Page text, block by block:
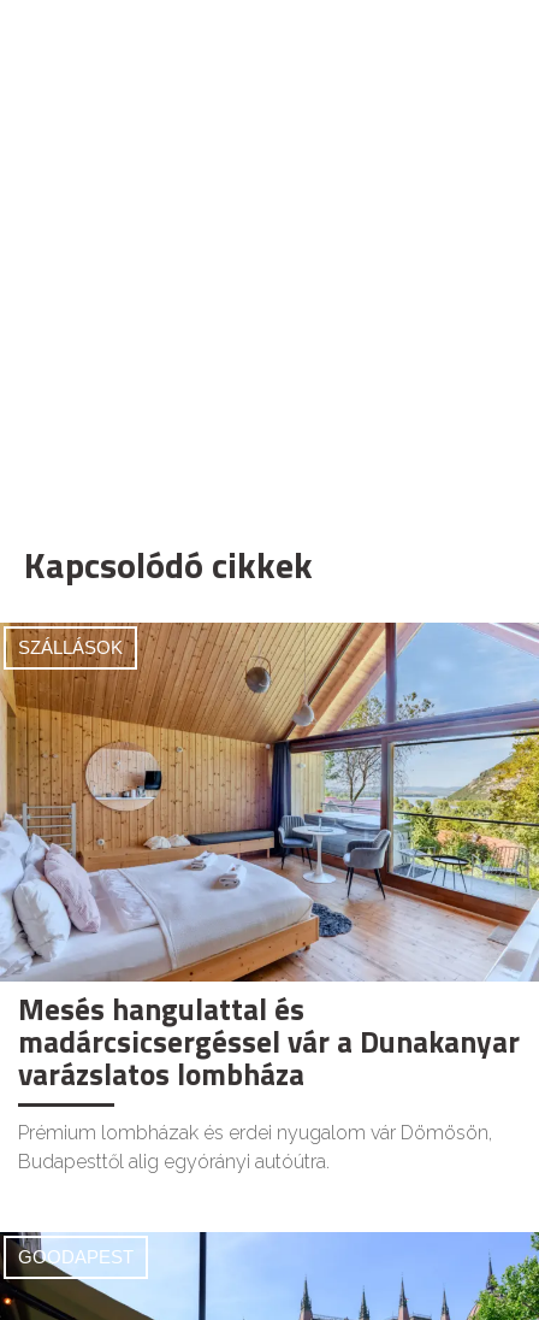
Kapcsolódó cikkek
SZÁLLÁSOK
Mesés hangulattal és
madárcsicsergéssel vár a Dunakanyar
varázslatos lombháza
Prémium lombházak és erdei nyugalom vár Dömösön,
Budapesttől alig egyórányi autóútra.
GOODAPEST